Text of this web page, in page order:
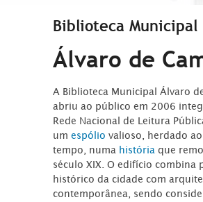
Biblioteca Municipal
Álvaro de
A Biblioteca Municipal Álvaro
abriu ao público em 2006
Rede Nacional de Leitura
umespóliovalioso, herdado
tempo, numa história que
século XIX. O edifício combina
histórico da cidade com
contemporânea, sendo